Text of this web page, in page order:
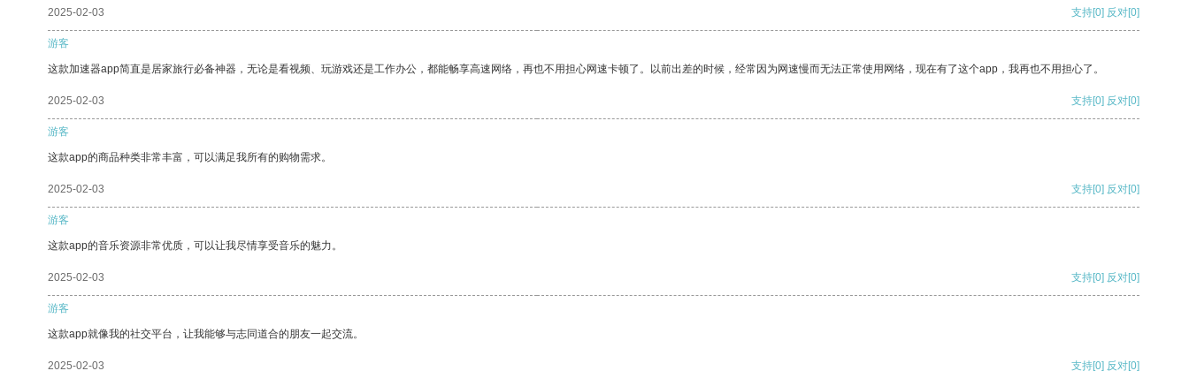
2025-02-03 支持[0] 反对[0]
游客
这款加速器app简直是居家旅行必备神器，无论是看视频、玩游戏还是工作办公，都能畅享高速网络，再也不用担心网速卡顿了。以前出差的时候，经常因为网速慢而无法正常使用网络，现在有了这个app，我再也不用担心了。
2025-02-03 支持[0] 反对[0]
游客
这款app的商品种类非常丰富，可以满足我所有的购物需求。
2025-02-03 支持[0] 反对[0]
游客
这款app的音乐资源非常优质，可以让我尽情享受音乐的魅力。
2025-02-03 支持[0] 反对[0]
游客
这款app就像我的社交平台，让我能够与志同道合的朋友一起交流。
2025-02-03 支持[0] 反对[0]